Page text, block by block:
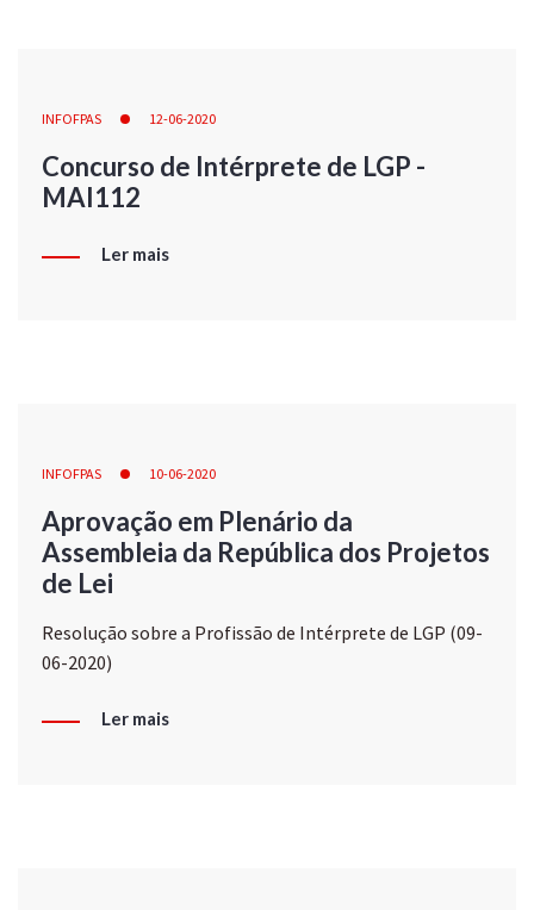
INFOFPAS 12-06-2020
Concurso de Intérprete de LGP -
MAI112
Ler mais
INFOFPAS 10-06-2020
Aprovação em Plenário da
Assembleia da República dos Projetos
de Lei
Resolução sobre a Profissão de Intérprete de LGP (09-
06-2020)
Ler mais